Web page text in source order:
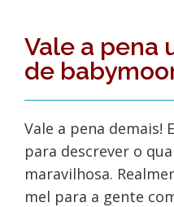
Vale a pena
de
Vale a pena demais!
para descrever o
maravilhosa.
mel para a gente